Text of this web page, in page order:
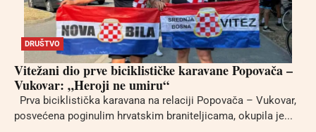
DRUŠTVO
Vitežani dio prve biciklističke karavane Popovača –
Vukovar: „Heroji ne umiru“
Prva biciklistička karavana na relaciji Popovača – Vukovar,
posvećena poginulim hrvatskim braniteljicama, okupila je...